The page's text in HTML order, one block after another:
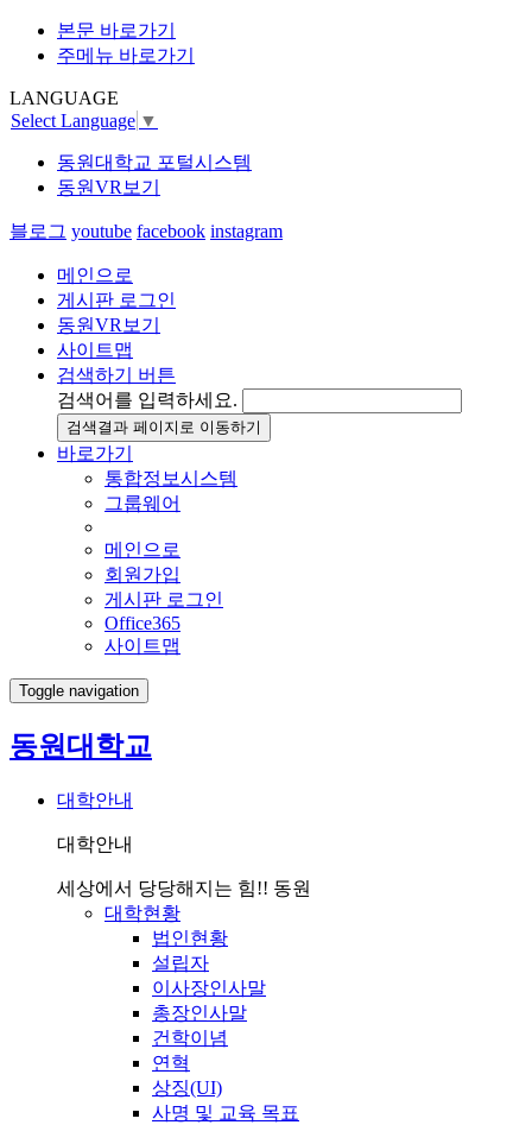
본문 바로가기
주메뉴 바로가기
LANGUAGE
Select Language ▼
동원대학교 포털시스템
동원VR보기
블로그 youtube facebook instagram
메인으로
게시판 로그인
동원VR보기
사이트맵
검색하기 버튼
검색어를 입력하세요.
검색결과 페이지로 이동하기
바로가기
통합정보시스템
그룹웨어
메인으로
회원가입
게시판 로그인
Office365
사이트맵
Toggle navigation
동원대학교
대학안내
대학안내
세상에서 당당해지는 힘!! 동원
대학현황
법인현황
설립자
이사장인사말
총장인사말
건학이념
연혁
상징(UI)
사명 및 교육 목표